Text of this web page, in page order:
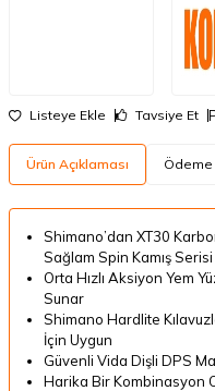
Listeye Ekle Tavsiye Et
Ürün Açıklaması
Shimano’dan XT30
Sağlam Spin Kamış Serisi
Orta Hızlı Aksiyon Yem
Sunar
Shimano Hardlite
İçin Uygun
Güvenli Vida Dişli DPS
Harika Bir Kombinasyon